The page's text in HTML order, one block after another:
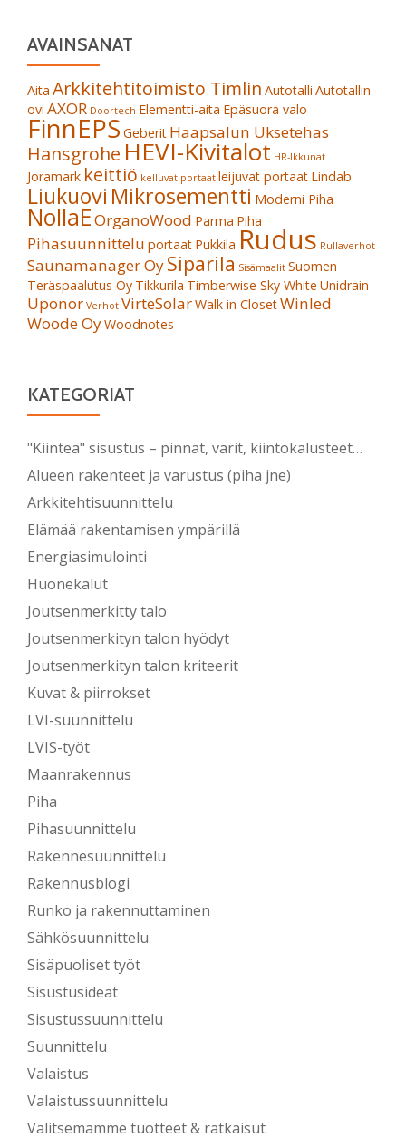
AVAINSANAT
Aita Arkkitehtitoimisto Timlin Autotalli Autotallin
ovi AXOR Doortech Elementti-aita Epäsuora valo
FinnEPS Geberit Haapsalun Uksetehas
Hansgrohe HEVI-Kivitalot HR-Ikkunat
Joramark keittiö kelluvat portaat leijuvat portaat Lindab
Liukuovi Mikrosementti Moderni Piha
NollaEOrganoWood Parma Piha
Pihasuunnittelu portaat Pukkila Rudus Rullaverhot
Saunamanager OySiparila Sisämaalit Suomen
Teräspaalutus Oy Tikkurila Timberwise Sky White Unidrain
Uponor Verhot VirteSolarWalk in ClosetWinled
Woode OyWoodnotes
KATEGORIAT
"Kiinteä" sisustus – pinnat, värit, kiintokalusteet…
Alueen rakenteet ja varustus (piha jne)
Arkkitehtisuunnittelu
Elämää rakentamisen ympärillä
Energiasimulointi
Huonekalut
Joutsenmerkitty talo
Joutsenmerkityn talon hyödyt
Joutsenmerkityn talon kriteerit
Kuvat & piirrokset
LVI-suunnittelu
LVIS-työt
Maanrakennus
Piha
Pihasuunnittelu
Rakennesuunnittelu
Rakennusblogi
Runko ja rakennuttaminen
Sähkösuunnittelu
Sisäpuoliset työt
Sisustusideat
Sisustussuunnittelu
Suunnittelu
Valaistus
Valaistussuunnittelu
Valitsemamme tuotteet & ratkaisut